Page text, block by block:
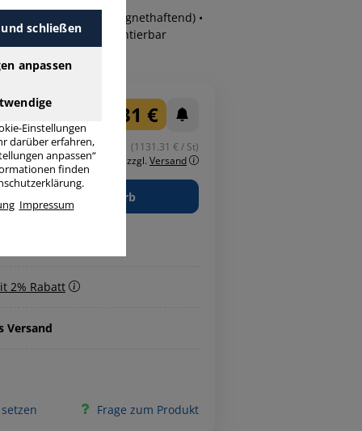
Glas (Glas magnethaftend) •
• in Querformat montierbar
1.131,31 €
(1131.31 € / St)
inkl. MwSt.
zzgl. Versand
in den Warenkorb
2% Rabatt
Versand
Frage zum Produkt
schließen
anpassen
Einstellungen
darüber erfahren,
anpassen“
finden
Impressum